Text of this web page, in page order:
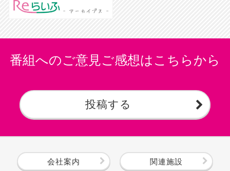
番組へのご意見ご感想はこちらから
投稿する
会社案内 関連施設